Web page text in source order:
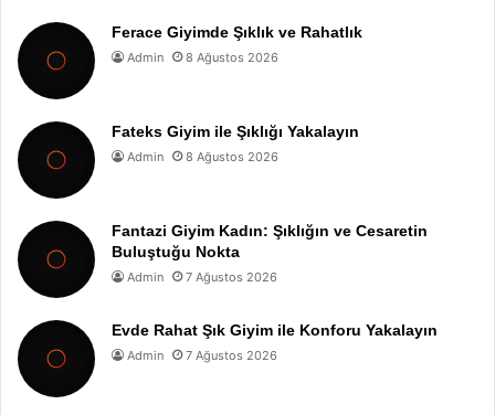
Ferace Giyimde Şıklık ve Rahatlık
Admin 8 Ağustos 2026
Fateks Giyim ile Şıklığı Yakalayın
Admin 8 Ağustos 2026
Fantazi Giyim Kadın: Şıklığın ve Cesaretin
Buluştuğu Nokta
Admin 7 Ağustos 2026
Evde Rahat Şık Giyim ile Konforu Yakalayın
Admin 7 Ağustos 2026